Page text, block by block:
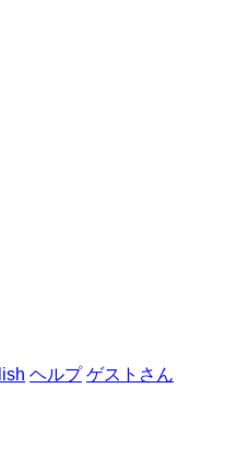
ヘルプ ゲストさん